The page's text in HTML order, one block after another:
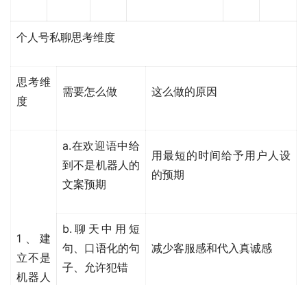
个人号私聊思考维度
思考维
度
需要怎么做 这么做的原因
1、建
立不是
机器人
a.在欢迎语中给
到不是机器人的
文案预期
用最短的时间给予用户人设
的预期
b.聊天中用短
句、口语化的句
子、允许犯错
减少客服感和代入真诚感